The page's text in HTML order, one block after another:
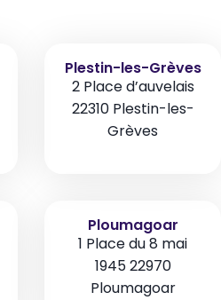
Plestin-les-Grèves
2 Place d’auvelais
22310 Plestin-les-
Grèves
Ploumagoar
1 Place du 8 mai
1945 22970
Ploumagoar